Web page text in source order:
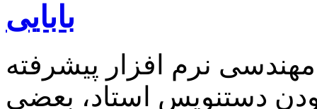
بابایی
نرم افزار پیشرفته
دستنویس استاد، بعضی